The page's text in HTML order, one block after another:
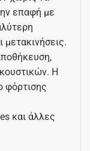
επαφή με
μετακινήσεις.
Η
φόρτισης
και άλλες